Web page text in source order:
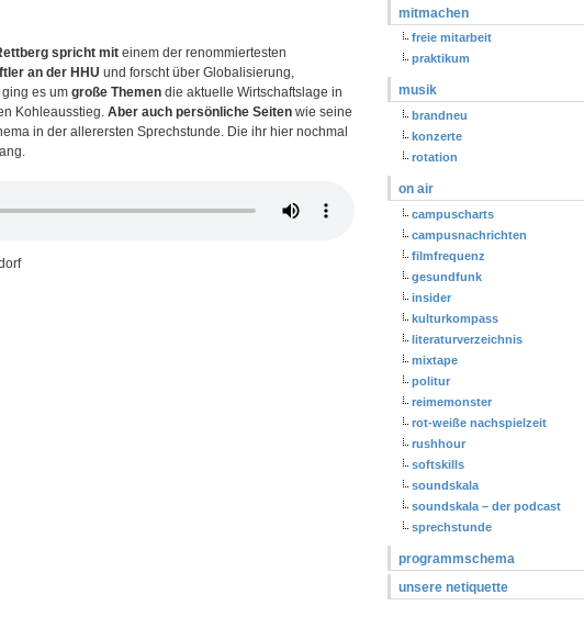
spricht mit einem der renommiertesten
an der HHU und forscht über Globalisierung,
es um große Themen die aktuelle Wirtschaftslage in
Kohleausstieg. Aber auch persönliche Seiten wie seine
in der allerersten Sprechstunde. Die ihr hier nochmal
mitmachen
freie mitarbeit
praktikum
musik
brandneu
konzerte
rotation
on air
campuscharts
campusnachrichten
filmfrequenz
gesundfunk
insider
kulturkompass
literaturverzeichnis
mixtape
politur
reimemonster
rot-weiße nachspielzeit
rushhour
softskills
soundskala
soundskala – der podcast
sprechstunde
programmschema
unsere netiquette